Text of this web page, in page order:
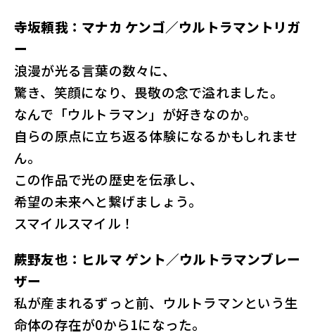
寺坂頼我：マナカ ケンゴ／ウルトラマントリガ
ー
浪漫が光る言葉の数々に、
驚き、笑顔になり、畏敬の念で溢れました。
なんで「ウルトラマン」が好きなのか。
自らの原点に立ち返る体験になるかもしれませ
ん。
この作品で光の歴史を伝承し、
希望の未来へと繋げましょう。
スマイルスマイル！
蕨野友也：ヒルマ ゲント／ウルトラマンブレー
ザー
私が産まれるずっと前、ウルトラマンという生
命体の存在が0から1になった。